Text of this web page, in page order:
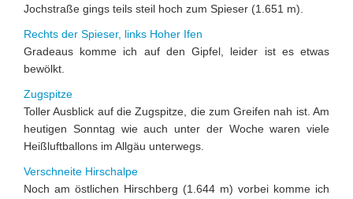
Jochstraße gings teils steil hoch zum Spieser (1.651 m).
Rechts der Spieser, links Hoher Ifen
Gradeaus komme ich auf den Gipfel, leider ist es etwas
bewölkt.
Zugspitze
Toller Ausblick auf die Zugspitze, die zum Greifen nah ist. Am
heutigen Sonntag wie auch unter der Woche waren viele
Heißluftballons im Allgäu unterwegs.
Verschneite Hirschalpe
Noch am östlichen Hirschberg (1.644 m) vorbei komme ich